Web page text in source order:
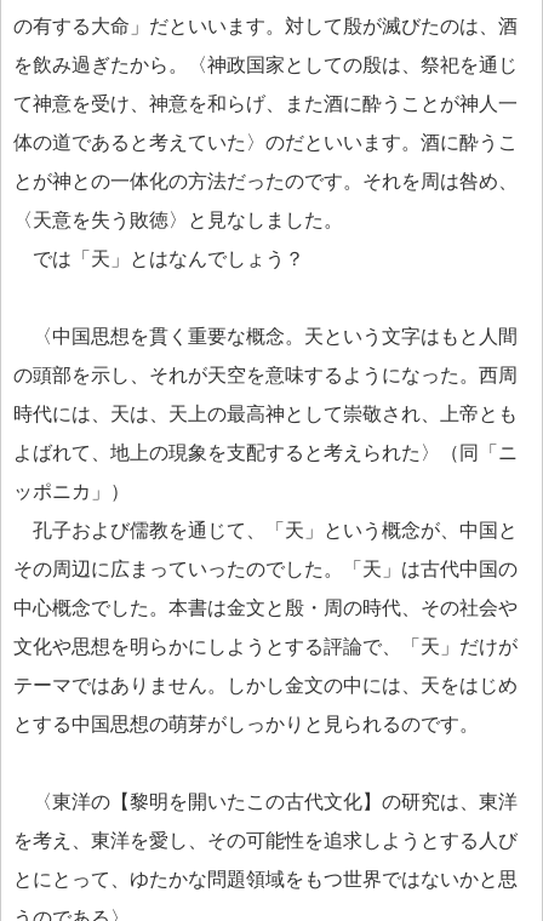
の有する大命」だといいます。対して殷が滅びたのは、酒
を飲み過ぎたから。〈神政国家としての殷は、祭祀を通じ
て神意を受け、神意を和らげ、また酒に酔うことが神人一
体の道であると考えていた〉のだといいます。酒に酔うこ
とが神との一体化の方法だったのです。それを周は咎め、
〈天意を失う敗徳〉と見なしました。
では「天」とはなんでしょう？
〈中国思想を貫く重要な概念。天という文字はもと人間
の頭部を示し、それが天空を意味するようになった。西周
時代には、天は、天上の最高神として崇敬され、上帝とも
よばれて、地上の現象を支配すると考えられた〉（同「ニ
ッポニカ」）
孔子および儒教を通じて、「天」という概念が、中国と
その周辺に広まっていったのでした。「天」は古代中国の
中心概念でした。本書は金文と殷・周の時代、その社会や
文化や思想を明らかにしようとする評論で、「天」だけが
テーマではありません。しかし金文の中には、天をはじめ
とする中国思想の萌芽がしっかりと見られるのです。
〈東洋の【黎明を開いたこの古代文化】の研究は、東洋
を考え、東洋を愛し、その可能性を追求しようとする人び
とにとって、ゆたかな問題領域をもつ世界ではないかと思